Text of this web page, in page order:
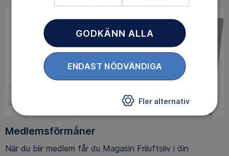
Medlemsförmåner
När du blir medlem får du Magasin Friluftsliv i din
GODKÄNN ALLA
ENDAST NÖDVÄNDIGA
Fler alternativ